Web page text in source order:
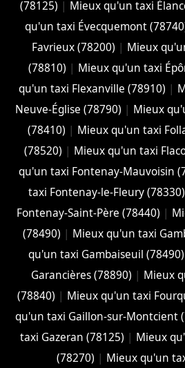
(78125) | Mieux qu'un taxi
qu'un taxi Évecquemont
Favrieux (78200) | Mieux
(78810) | Mieux qu'un taxi
qu'un taxi Flexanville (78910) |
Neuve-Église (78790) | Mieux
(78410) | Mieux qu'un taxi
(78520) | Mieux qu'un taxi
qu'un taxi Fontenay-Mauvoisin
taxi Fontenay-le-Fleury (78330)
Fontenay-Saint-Père (78440) |
(78490) | Mieux qu'un taxi
qu'un taxi Gambaiseuil (78490)
Garancières (78890) | Mieux
(78840) | Mieux qu'un taxi
qu'un taxi Gaillon-sur-Montcient
taxi Gazeran (78125) | Mieux
(78270) | Mieux qu'un